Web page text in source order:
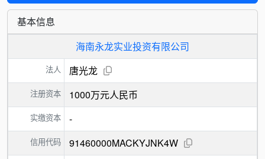
基本信息
海南永龙实业投资有限公司
法人 唐光龙
注册资本 1000万元人民币
实缴资本 -
信用代码 91460000MACKYJNK4W